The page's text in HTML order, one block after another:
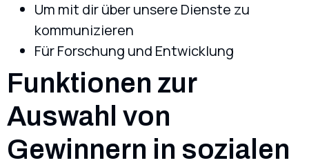
Um mit dir über unsere Dienste zu
kommunizieren
Für Forschung und Entwicklung
Funktionen zur
Auswahl von
Gewinnern in sozialen